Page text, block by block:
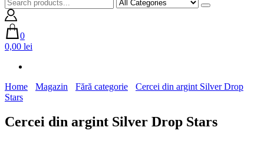
0
0,00 lei
Home Magazin Fără categorie
Cercei din argint Silver Drop
Stars
Cercei din argint Silver Drop Stars